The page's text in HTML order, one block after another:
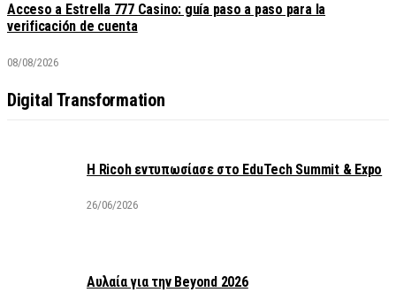
Acceso a Estrella 777 Casino: guía paso a paso para la
verificación de cuenta
08/08/2026
Digital Transformation
Η Ricoh εντυπωσίασε στο EduTech Summit & Expo
26/06/2026
Αυλαία για την Beyond 2026